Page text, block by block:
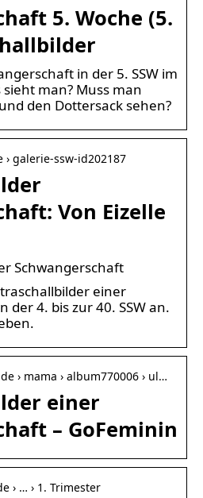
5. Woche (5.
in der 5. SSW im
sieht man? Muss man
den Dottersack sehen?
galerie-ssw-id202187
Von Eizelle
Schwangerschaft
einer
der 4. bis zur 40. SSW an.
› mama › album770006 › ul…
einer
– GoFeminin
› … › 1. Trimester